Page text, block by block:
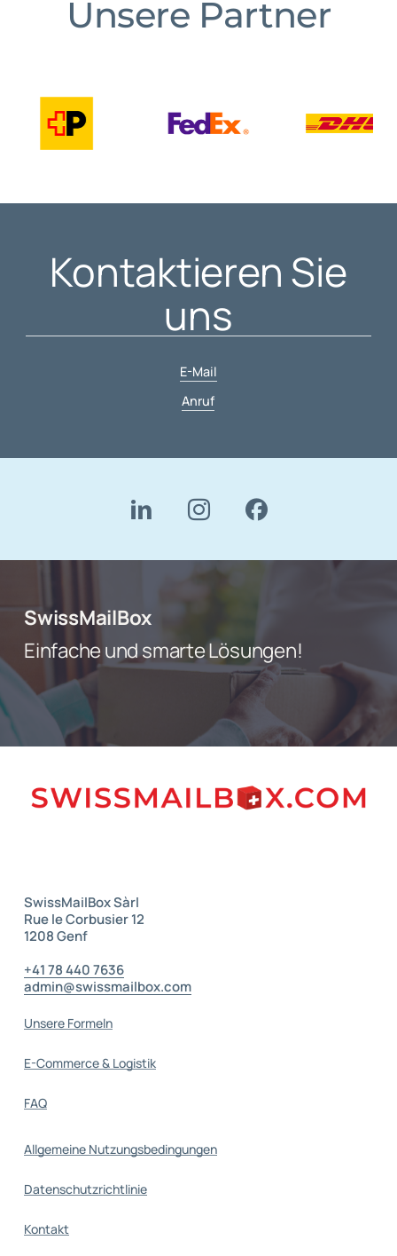
Unsere Partner
Kontaktieren Sie
uns
E-Mail
Anruf
SwissMailBox
Einfache und smarte Lösungen!
SwissMailBox Sàrl
Rue le Corbusier 12
1208 Genf
+41 78 440 7636
admin@swissmailbox.com
Unsere Formeln
E-Commerce & Logistik
FAQ
Allgemeine Nutzungsbedingungen
Datenschutzrichtlinie
Kontakt